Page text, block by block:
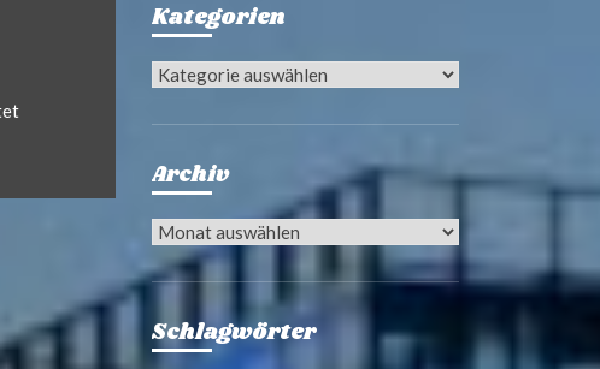
Kategorien
Kategorien
Archiv
Archiv
Schlagwörter